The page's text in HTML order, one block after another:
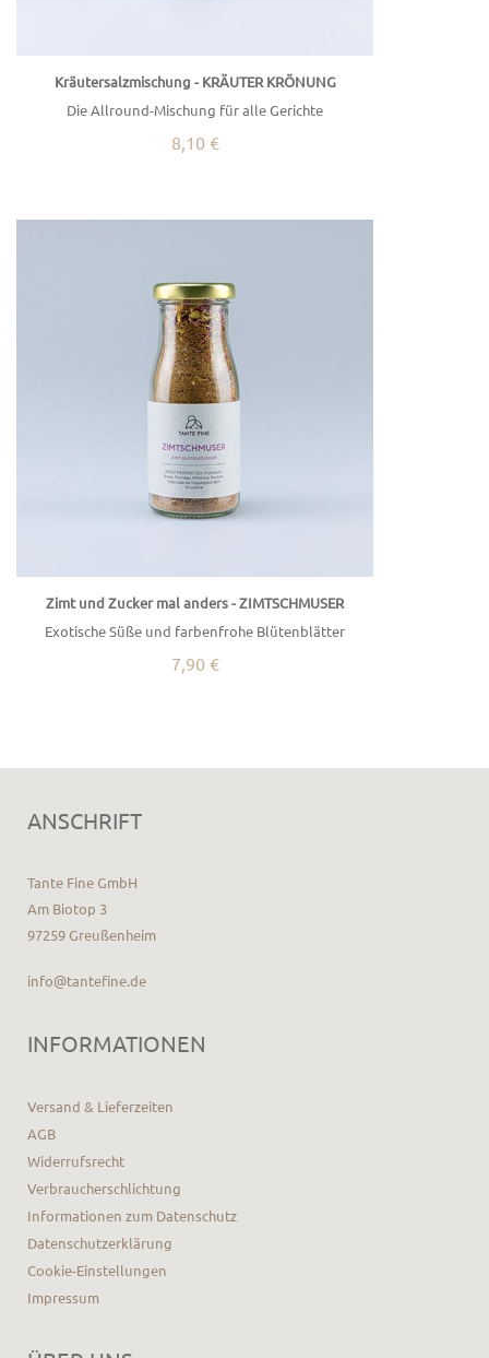
Kräutersalzmischung - KRÄUTER KRÖNUNG
Die Allround-Mischung für alle Gerichte
8,10 €
Zimt und Zucker mal anders - ZIMTSCHMUSER
Exotische Süße und farbenfrohe Blütenblätter
7,90 €
ANSCHRIFT
Tante Fine GmbH
Am Biotop 3
97259 Greußenheim
info@tantefine.de
INFORMATIONEN
Versand & Lieferzeiten
AGB
Widerrufsrecht
Verbraucherschlichtung
Informationen zum Datenschutz
Datenschutzerklärung
Cookie-Einstellungen
Impressum